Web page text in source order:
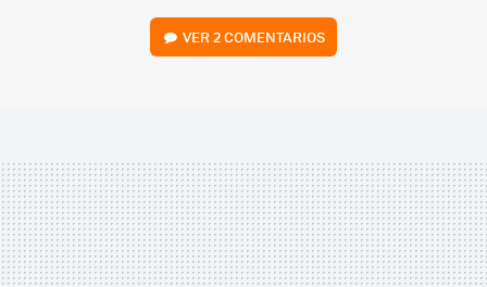
VER2 COMENTARIOS